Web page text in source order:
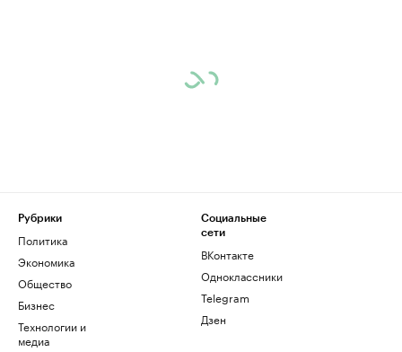
Рубрики
Политика
Экономика
Общество
Бизнес
Технологии и
медиа
Социальные
сети
ВКонтакте
Одноклассники
Telegram
Дзен